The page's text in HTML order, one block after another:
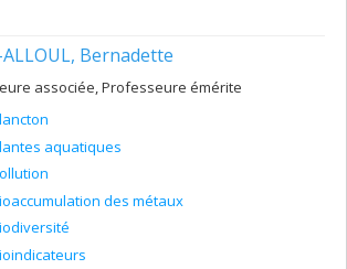
Bernadette
associée, Professeure émérite
aquatiques
des métaux